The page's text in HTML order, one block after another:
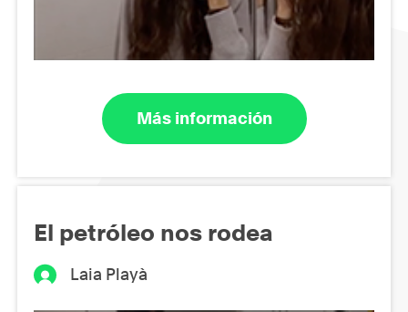
Más información
El petróleo nos rodea
Laia Playà